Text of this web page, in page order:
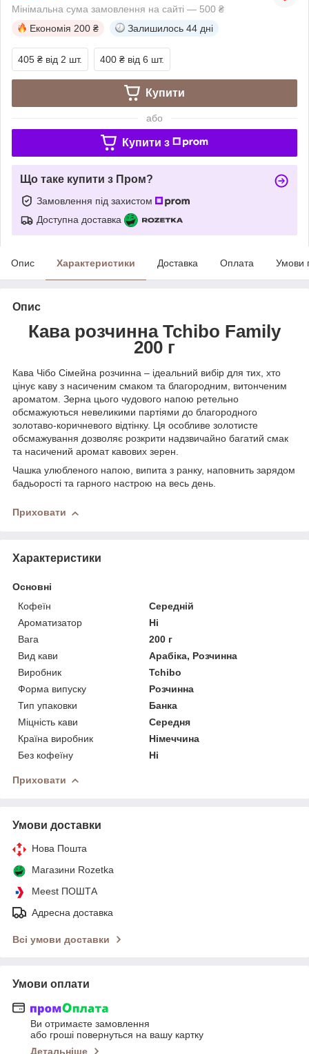
Мінімальна сума замовлення на сайті — 500 ₴
Економія 200 ₴ Залишилось 44 дні
405 ₴ від 2 шт. 400 ₴ від 6 шт.
Купити
або
Купити з
Що таке купити з Пром?
Замовлення під захистом
Доступна доставка
Опис Характеристики Доставка Оплата Умови
Опис
Кава розчинна Tchibo Family
200 г
Кава Чібо Сімейна розчинна – ідеальний вибір для тих, хто
цінує каву з насиченим смаком та благородним, витонченим
ароматом. Зерна цього чудового напою ретельно
обсмажуються невеликими партіями до благородного
золотаво-коричневого відтінку. Ця особливе золотисте
обсмажування дозволяє розкрити надзвичайно багатий смак
та насичений аромат кавових зерен.
Чашка улюбленого напою, випита з ранку, наповнить зарядом
бадьорості та гарного настрою на весь день.
Приховати
Характеристики
Основні
Кофеїн
Середній
Ароматизатор
Ні
Вага
200 г
Вид кави
Арабіка, Розчинна
Виробник
Tchibo
Форма випуску
Розчинна
Тип упаковки
Банка
Міцність кави
Середня
Країна виробник
Німеччина
Без кофеїну
Ні
Приховати
Умови доставки
Нова Пошта
Магазини Rozetka
Meest ПОШТА
Адресна доставка
Всі умови доставки
Умови оплати
Ви отримаєте замовлення
або гроші повернуться на вашу картку
Детальніше